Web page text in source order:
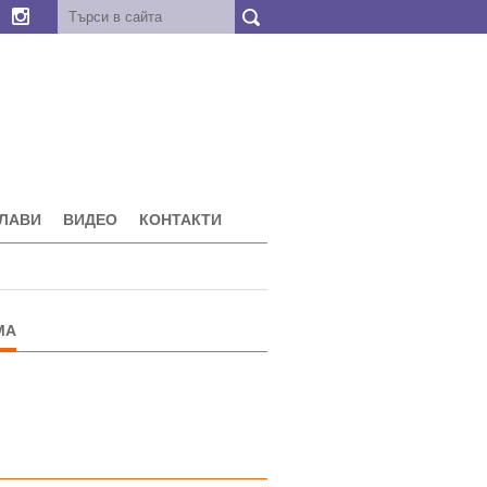
ВИДЕО КОНТАКТИ